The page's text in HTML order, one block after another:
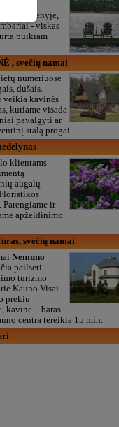
ir vandenyje,
- viskas
puikiam
, svečių namai
numeriuose
dušais.
veikia kavinės
kuriame visada
pavalgyti ar
stalą progai.
klientams
augalų
Parengiame ir
apželdinimo
svečių namai
Nemuno
pailseti
turizmo
Kauno.Visai
prekiu
kavine – baras.
centra tereikia 15 min.